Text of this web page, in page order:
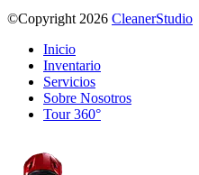
©Copyright 2026 CleanerStudio
Inicio
Inventario
Servicios
Sobre Nosotros
Tour 360°